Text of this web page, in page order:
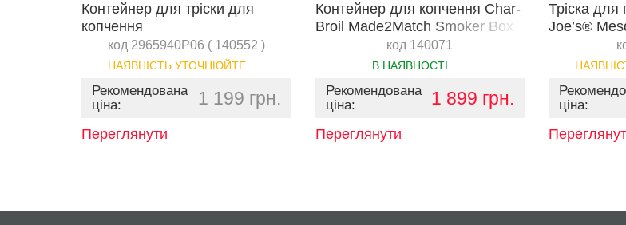
Контейнер для тріски для
копчення
код 2965940P06 ( 140552 )
НАЯВНІСТЬ УТОЧНЮЙТЕ
Рекомендована
ціна:
1 199 грн.
Переглянути
Контейнер для копчення Char-
Broil Made2Match Smoker Box
код 140071
В НАЯВНОСТІ
Рекомендована
ціна:
1 899 грн.
Переглянути
Тріска для
Joe’s®
ціна: